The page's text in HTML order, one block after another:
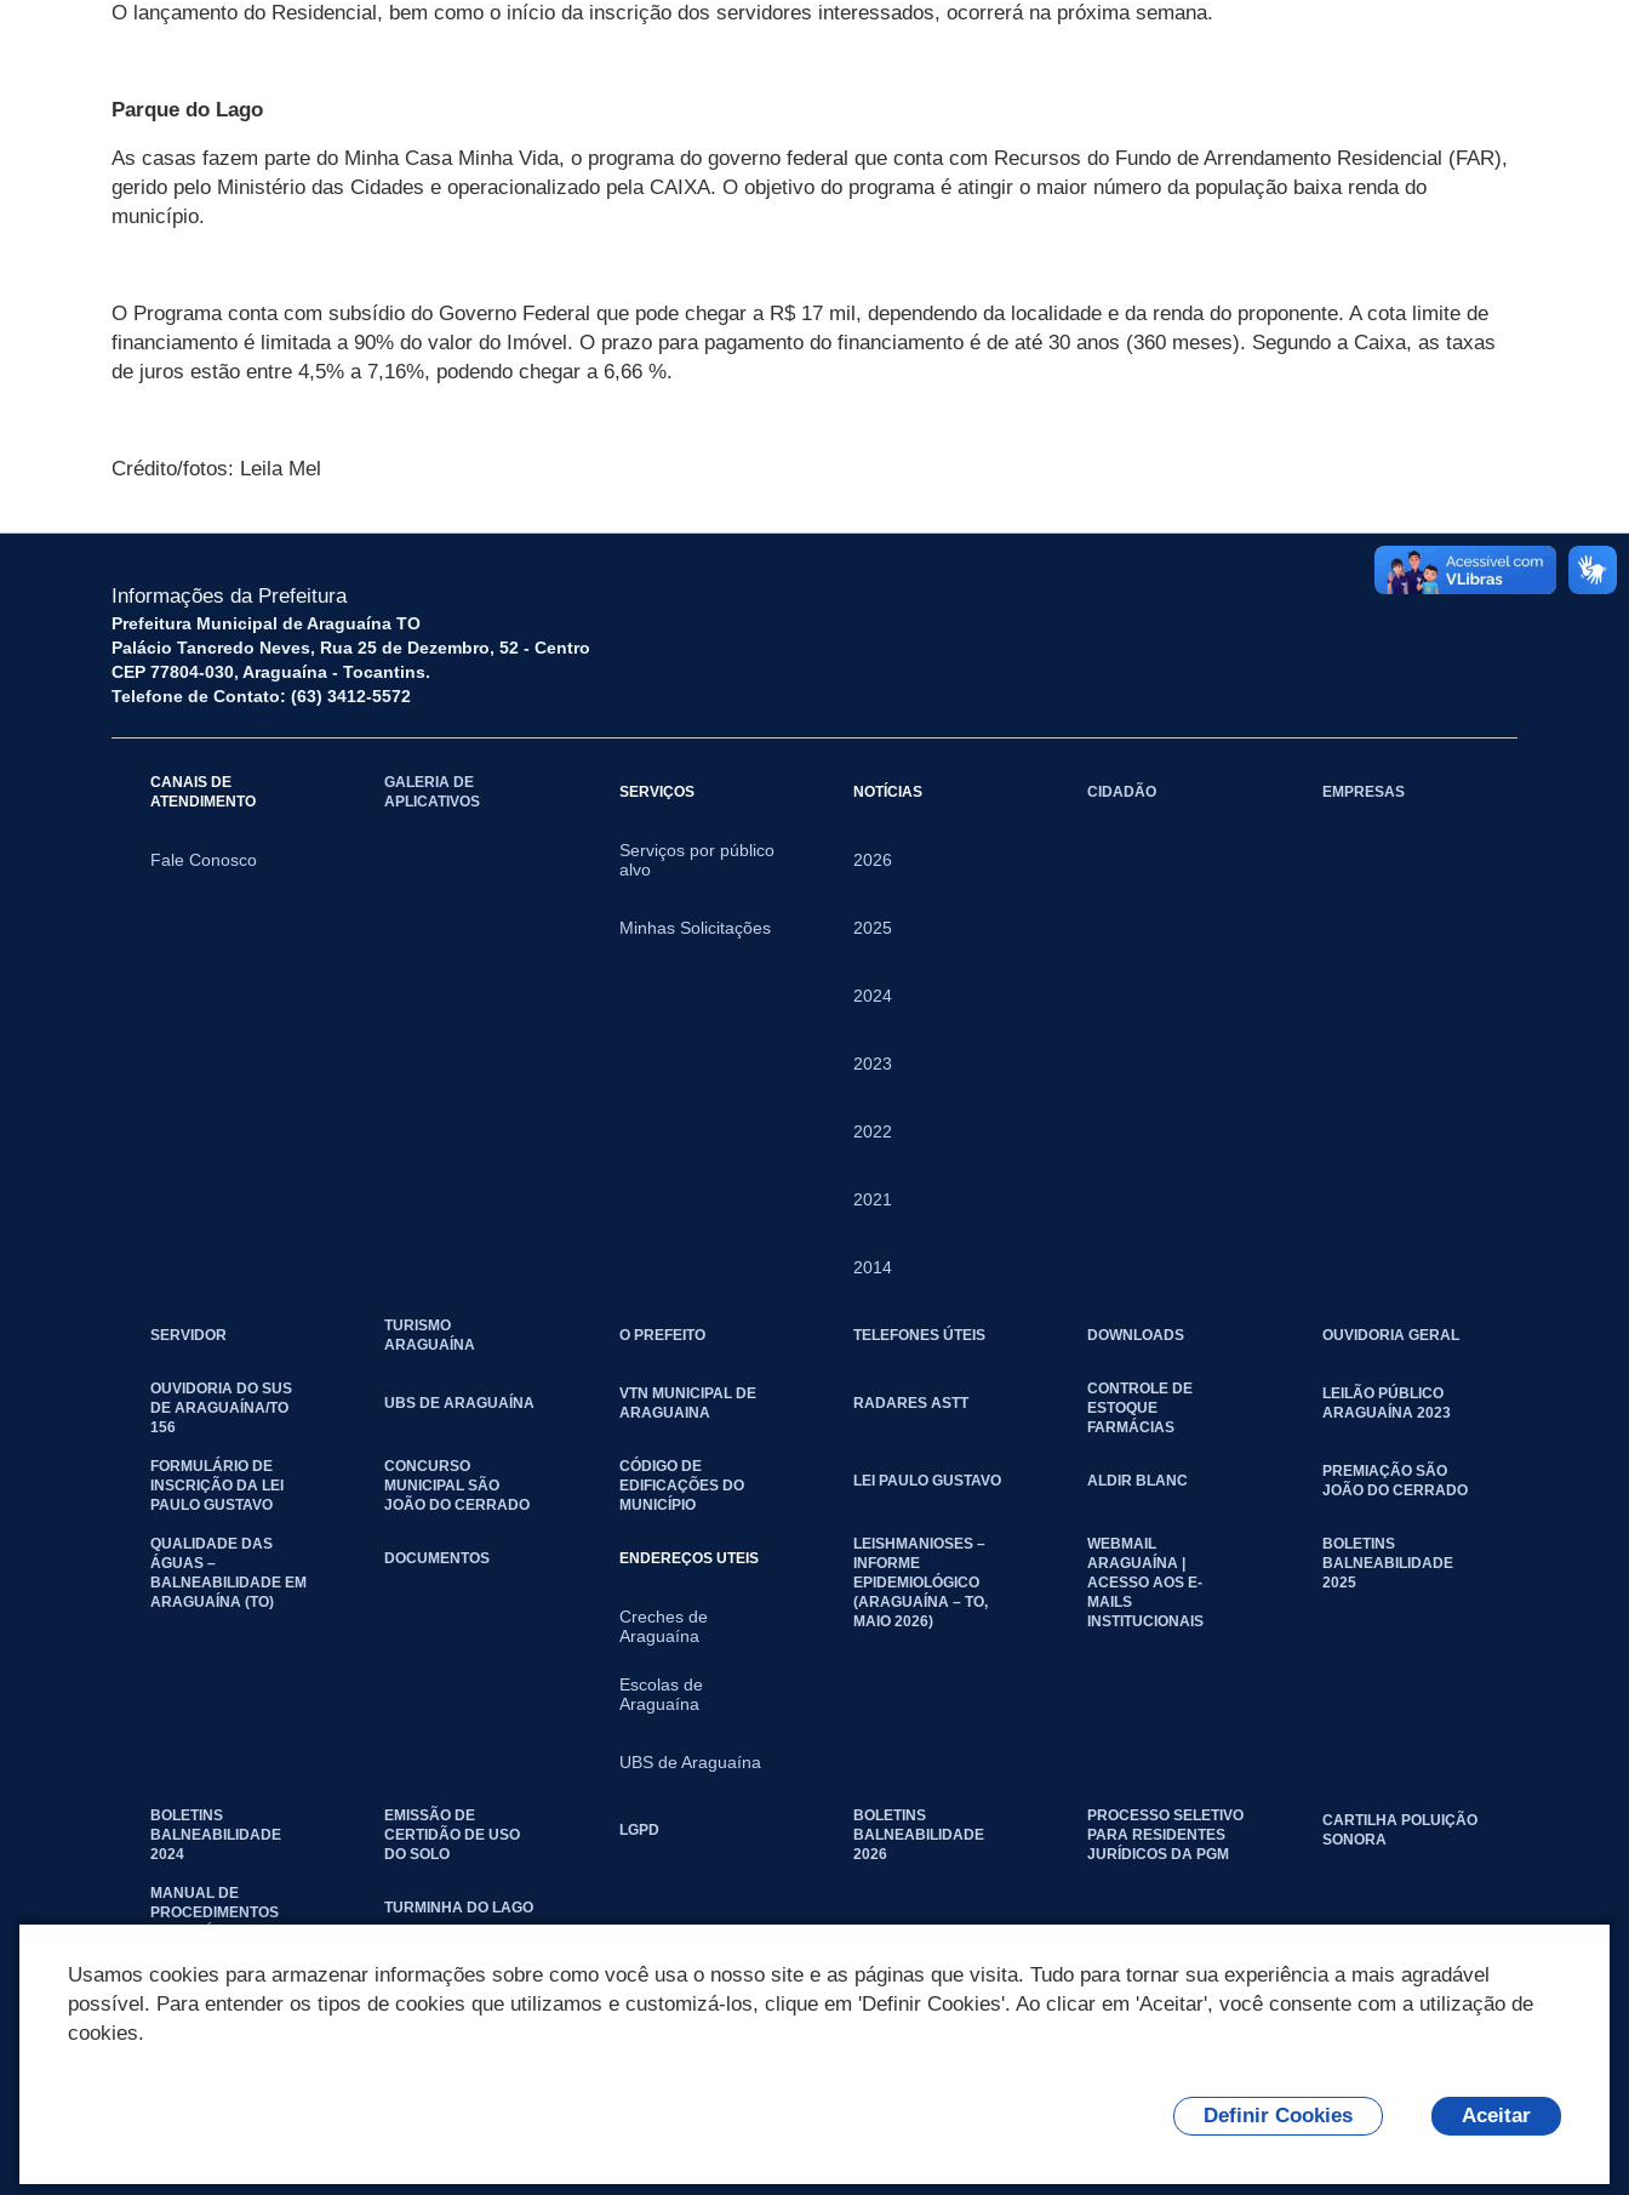
O lançamento do Residencial, bem como o início da inscrição dos servidores interessados, ocorrerá na próxima semana.
Parque do Lago
As casas fazem parte do Minha Casa Minha Vida, o programa do governo federal que conta com Recursos do Fundo de Arrendamento Residencial (FAR),
gerido pelo Ministério das Cidades e operacionalizado pela CAIXA. O objetivo do programa é atingir o maior número da população baixa renda do
município.
O Programa conta com subsídio do Governo Federal que pode chegar a R$ 17 mil, dependendo da localidade e da renda do proponente. A cota limite de
financiamento é limitada a 90% do valor do Imóvel. O prazo para pagamento do financiamento é de até 30 anos (360 meses). Segundo a Caixa, as taxas
de juros estão entre 4,5% a 7,16%, podendo chegar a 6,66 %.
Crédito/fotos: Leila Mel
Informações da Prefeitura
Prefeitura Municipal de Araguaína TO
Palácio Tancredo Neves, Rua 25 de Dezembro, 52 - Centro
CEP 77804-030, Araguaína - Tocantins.
Telefone de Contato: (63) 3412-5572
CANAIS DE
ATENDIMENTO
Fale Conosco
GALERIA DE
APLICATIVOS
SERVIÇOS
Serviços por público
alvo
Minhas Solicitações
NOTÍCIAS
2026
2025
2024
2023
2022
2021
2014
CIDADÃO EMPRESAS
SERVIDOR
TURISMO
ARAGUAÍNA
O PREFEITO TELEFONES ÚTEIS DOWNLOADS OUVIDORIA GERAL
OUVIDORIA DO SUS
DE ARAGUAÍNA/TO
156
UBS DE ARAGUAÍNA
VTN MUNICIPAL DE
ARAGUAINA
RADARES ASTT
CONTROLE DE
ESTOQUE
FARMÁCIAS
LEILÃO PÚBLICO
ARAGUAÍNA 2023
FORMULÁRIO DE
INSCRIÇÃO DA LEI
PAULO GUSTAVO
CONCURSO
MUNICIPAL SÃO
JOÃO DO CERRADO
CÓDIGO DE
EDIFICAÇÕES DO
MUNICÍPIO
LEI PAULO GUSTAVO ALDIR BLANC
PREMIAÇÃO SÃO
JOÃO DO CERRADO
QUALIDADE DAS
ÁGUAS –
BALNEABILIDADE EM
ARAGUAÍNA (TO)
DOCUMENTOS ENDEREÇOS UTEIS
Creches de
Araguaína
Escolas de
Araguaína
UBS de Araguaína
LEISHMANIOSES –
INFORME
EPIDEMIOLÓGICO
(ARAGUAÍNA – TO,
MAIO 2026)
WEBMAIL
ARAGUAÍNA |
ACESSO AOS E-
MAILS
INSTITUCIONAIS
BOLETINS
BALNEABILIDADE
2025
BOLETINS
BALNEABILIDADE
2024
EMISSÃO DE
CERTIDÃO DE USO
DO SOLO
LGPD
BOLETINS
BALNEABILIDADE
2026
PROCESSO SELETIVO
PARA RESIDENTES
JURÍDICOS DA PGM
CARTILHA POLUIÇÃO
SONORA
MANUAL DE
PROCEDIMENTOS
TURMINHA DO LAGO
Usamos cookies para armazenar informações sobre como você usa o nosso site e as páginas que visita. Tudo para tornar sua experiência a mais agradável
possível. Para entender os tipos de cookies que utilizamos e customizá-los, clique em 'Definir Cookies'. Ao clicar em 'Aceitar', você consente com a utilização de
cookies.
Definir Cookies Aceitar